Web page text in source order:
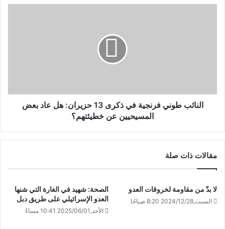
النائب طوني فرنجية في ذكرى 13 حزيران: هل عاد بعض
المسيحيين عن خطيئتهم؟
مقالات ذات صلة
لا بدّ من مقاومة لخروقات العدو
السبت,2024/12/28 8:20 صباحًا
الصحة: شهيد في الغارة التي شنها
العدو الإسرائيلي على طريق دبل
الأحد,2025/06/01 10:41 مساءً